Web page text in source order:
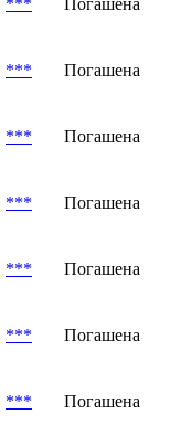
*** Погашена
*** Погашена
*** Погашена
*** Погашена
*** Погашена
*** Погашена
*** Погашена